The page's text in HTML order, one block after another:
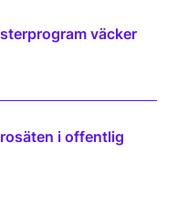
väcker
i offentlig